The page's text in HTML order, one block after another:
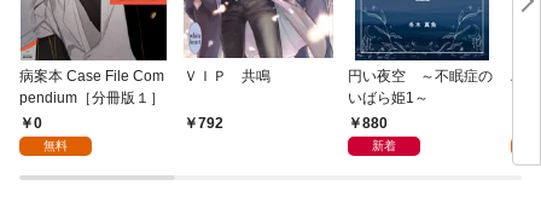
病案本 Case File Com
pendium［分冊版１］
0
無料
ＶＩＰ 共鳴
792
円い夜空 ～不眠症の
いばら姫1～
880
新着
ハ